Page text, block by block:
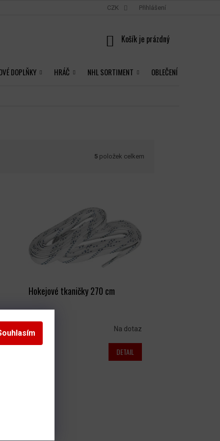
CZK Přihlášení
NÁKUPNÍ
DOPLŇKY HRÁČ NHL SORTIMENT OBLEČENÍ
5 položek celkem
Hokejové tkaničky 270 cm
Na dotaz
DETAIL